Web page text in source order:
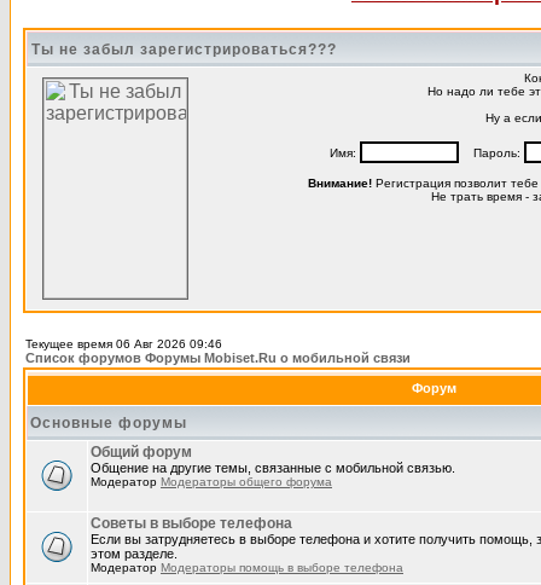
Ты не забыл зарегистрироваться???
Но надо ли тебе
Ну а
Имя: Пароль:
Внимание!Регистрация позволит
Не трать время -
Текущее время 06 Авг 2026 09:46
Список форумов Форумы Mobiset.Ru о мобильной связи
Форум
Основные форумы
Общий форум
Общение на другие темы, связанные с мобильной связью.
Модератор Модераторы общего форума
Советы в выборе телефона
Если вы затрудняетесь в выборе телефона и хотите получить помощь,
этом разделе.
Модератор Модераторы помощь в выборе телефона